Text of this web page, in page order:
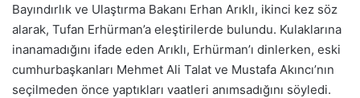
Bayındırlık ve Ulaştırma Bakanı Erhan Arıklı, ikinci kez söz
alarak, Tufan Erhürman’a eleştirilerde bulundu. Kulaklarına
inanamadığını ifade eden Arıklı, Erhürman’ı dinlerken, eski
cumhurbaşkanları Mehmet Ali Talat ve Mustafa Akıncı’nın
seçilmeden önce yaptıkları vaatleri anımsadığını söyledi.